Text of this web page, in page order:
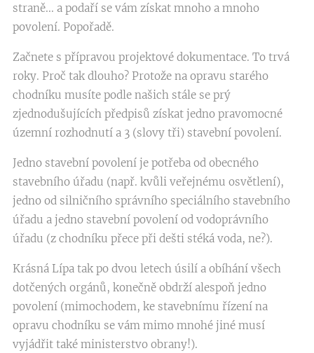
straně... a podaří se vám získat mnoho a mnoho
povolení. Popořadě.
Začnete s přípravou projektové dokumentace. To trvá
roky. Proč tak dlouho? Protože na opravu starého
chodníku musíte podle našich stále se prý
zjednodušujících předpisů získat jedno pravomocné
územní rozhodnutí a 3 (slovy tři) stavební povolení.
Jedno stavební povolení je potřeba od obecného
stavebního úřadu (např. kvůli veřejnému osvětlení),
jedno od silničního správního speciálního stavebního
úřadu a jedno stavební povolení od vodoprávního
úřadu (z chodníku přece při dešti stéká voda, ne?).
Krásná Lípa tak po dvou letech úsilí a obíhání všech
dotčených orgánů, konečně obdrží alespoň jedno
povolení (mimochodem, ke stavebnímu řízení na
opravu chodníku se vám mimo mnohé jiné musí
vyjádřit také ministerstvo obrany!).